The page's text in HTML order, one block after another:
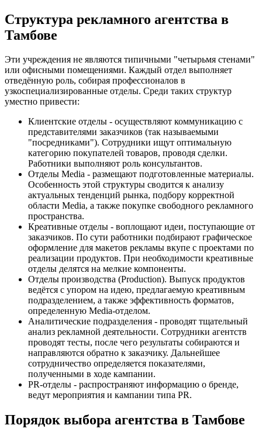
Структура рекламного агентства в
Тамбове
Эти учреждения не являются типичными "четырьмя стенами"
или офисными помещениями. Каждый отдел выполняет
отведённую роль, собирая профессионалов в
узкоспециализированные отделы. Среди таких структур
уместно привести:
Клиентские отделы - осуществляют коммуникацию с
представителями заказчиков (так называемыми
"посредниками"). Сотрудники ищут оптимальную
категорию покупателей товаров, проводя сделки.
Работники выполняют роль консультантов.
Отделы Media - размещают подготовленные материалы.
Особенность этой структуры сводится к анализу
актуальных тенденций рынка, подбору корректной
области Media, а также покупке свободного рекламного
пространства.
Креативные отделы - воплощают идеи, поступающие от
заказчиков. По сути работники подбирают графическое
оформление для макетов рекламы вкупе с проектами по
реализации продуктов. При необходимости креативные
отделы делятся на мелкие компоненты.
Отделы производства (Production). Выпуск продуктов
ведётся с упором на идею, предлагаемую креативным
подразделением, а также эффективность форматов,
определенную Media-отделом.
Аналитические подразделения - проводят тщательный
анализ рекламной деятельности. Сотрудники агентств
проводят тесты, после чего результаты собираются и
направляются обратно к заказчику. Дальнейшее
сотрудничество определяется показателями,
полученными в ходе кампании.
PR-отделы - распространяют информацию о бренде,
ведут мероприятия и кампании типа PR.
Порядок выбора агентства в Тамбове